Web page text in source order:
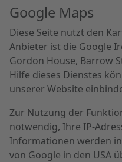
Google Maps
Diese Seite nutzt den
Anbieter ist die Google
Gordon House, Barrow
Hilfe dieses Dienstes
unserer Website
Zur Nutzung der
notwendig, Ihre IP-
Informationen werden
von Google in den USA